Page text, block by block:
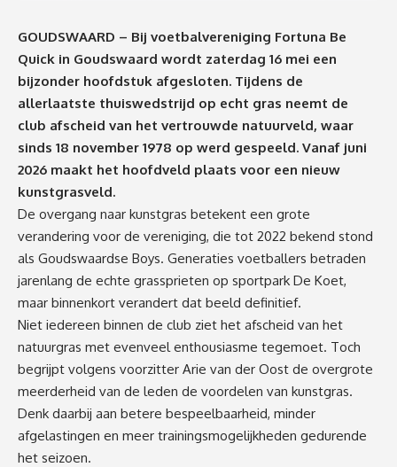
GOUDSWAARD – Bij voetbalvereniging Fortuna Be
Quick in Goudswaard wordt zaterdag 16 mei een
bijzonder hoofdstuk afgesloten. Tijdens de
allerlaatste thuiswedstrijd op echt gras neemt de
club afscheid van het vertrouwde natuurveld, waar
sinds 18 november 1978 op werd gespeeld. Vanaf juni
2026 maakt het hoofdveld plaats voor een nieuw
kunstgrasveld.
De overgang naar kunstgras betekent een grote
verandering voor de vereniging, die tot 2022 bekend stond
als Goudswaardse Boys. Generaties voetballers betraden
jarenlang de echte grassprieten op sportpark De Koet,
maar binnenkort verandert dat beeld definitief.
Niet iedereen binnen de club ziet het afscheid van het
natuurgras met evenveel enthousiasme tegemoet. Toch
begrijpt volgens voorzitter Arie van der Oost de overgrote
meerderheid van de leden de voordelen van kunstgras.
Denk daarbij aan betere bespeelbaarheid, minder
afgelastingen en meer trainingsmogelijkheden gedurende
het seizoen.